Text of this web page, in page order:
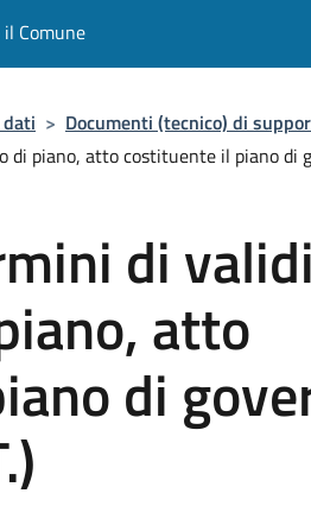
Comune
> Documenti (tecnico) di
piano, atto costituente il piano di
di
atto
di